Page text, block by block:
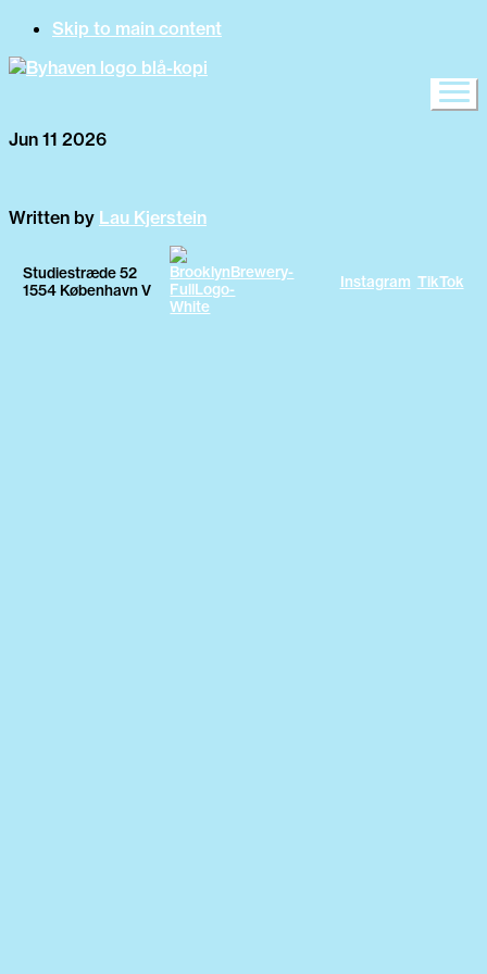
Skip to main content
Jun 11 2026
Written by Lau Kjerstein
Studiestræde 52
1554 København V
Instagram TikTok